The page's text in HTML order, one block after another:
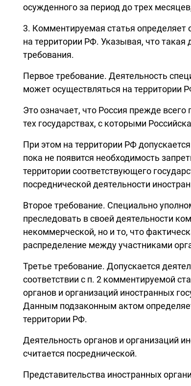
осужденного за период до трех
3. Комментируемая статья определяет
на территории РФ. Указывая, что такая
требования.
Первое требование. Деятельность
может осуществляться на территории
Это означает, что Россия прежде
тех государствах, с которыми
При этом на территории РФ
пока не появится необходимость
территории соответствующего
посреднической деятельности
Второе требование. Специально
преследовать в своей деятельности
некоммерческой, но и то, что
распределение между участниками
Третье требование. Допускается
соответствии с п. 2 комментируемой
органов и организаций иностранных
Данным подзаконным актом
территории РФ.
Деятельность органов и организаций
считается посреднической.
Представительства иностранных